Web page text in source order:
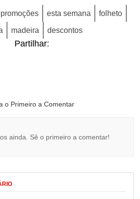
promoções esta semana folheto
madeira descontos
Partilhar:
o Primeiro a Comentar
ainda. Sê o primeiro a comentar!